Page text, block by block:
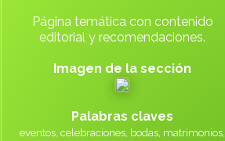
Página temática con contenido
editorial y recomendaciones.
Imagen de la sección
Palabras claves
eventos, celebraciones, bodas, matrimonios,